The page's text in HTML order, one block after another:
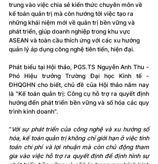
trung vào việc chia sẻ kiến thức chuyên môn về
kế toán quản trị mà còn hướng tới việc tạo ra
những khái niệm mới về quản trị bền vững và
phát triển, giúp doanh nghiệp trong khu vực
ASEAN và toàn cầu thích ứng với các xu hướng
quản lý áp dụng công nghệ tiên tiến, hiện đại.
Phát biểu tại Hội thảo, PGS.TS Nguyễn Anh Thu -
Phó Hiệu trưởng Trường Đại học Kinh tế -
ĐHQGHN cho biết, chủ đề của Hội thảo năm nay
là "Kế toán quản trị: Công cụ hỗ trợ ra quyết định
hướng đến phát triển bền vững và số hóa các quy
trình kinh doanh".
“Với sự phát triển của công nghệ và xu hướng số
hóa, kế toán quản trị không chỉ giới hạn ở việc tính
toán chi phí và lợi nhuận mà còn chủ động tham
gia vào việc hỗ trợ ra quyết định để định hình sự